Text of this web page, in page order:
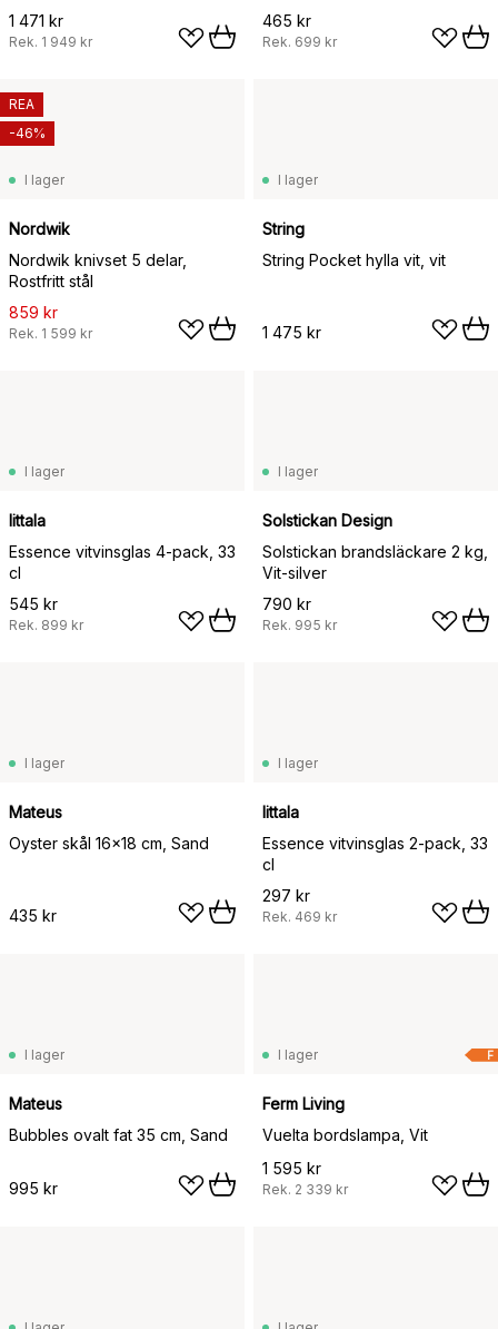
1 471 kr
Rek. 1 949 kr
465 kr
Rek. 699 kr
I lager
Nordwik
Nordwik knivset 5 delar,
Rostfritt stål
859 kr
Rek. 1 599 kr
REA
-46%
I lager
String
String Pocket hylla vit, vit
1 475 kr
I lager
Iittala
Essence vitvinsglas 4-pack, 33
cl
545 kr
Rek. 899 kr
I lager
Solstickan Design
Solstickan brandsläckare 2 kg,
Vit-silver
790 kr
Rek. 995 kr
I lager
Mateus
Oyster skål 16x18 cm, Sand
435 kr
I lager
Iittala
Essence vitvinsglas 2-pack, 33
cl
297 kr
Rek. 469 kr
I lager
Mateus
Bubbles ovalt fat 35 cm, Sand
995 kr
F
I lager
Ferm Living
Vuelta bordslampa, Vit
1 595 kr
Rek. 2 339 kr